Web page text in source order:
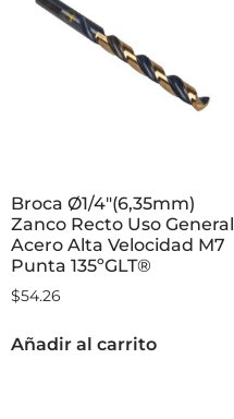
Broca Ø1/4″(6,35mm)
Zanco Recto Uso General
Acero Alta Velocidad M7
Punta 135ºGLT®
$54.26
Añadir al carrito